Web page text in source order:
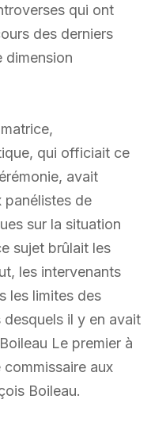
qui ont
des derniers
dimension
qui officiait ce
avait
panélistes de
sur la situation
sujet brûlait les
les intervenants
les limites des
il y en avait
Le premier à
commissaire aux
Boileau.